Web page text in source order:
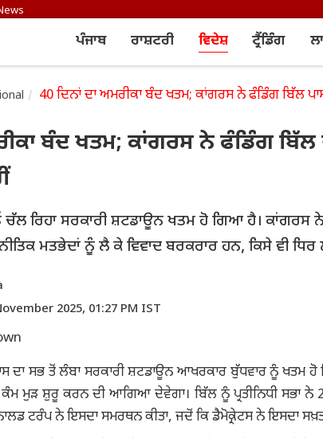
ਪੰਜਾਬ ਰਾਸ਼ਟਰੀ ਵਿਦੇਸ਼ ਟ੍ਰੈਂਡਿੰਗ
40 ਦਿਨਾਂ ਦਾ ਅਮਰੀਕਾ ਬੰਦ ਖਤਮ; ਕਾਂਗਰਸ ਨੇ ਫੰਡਿੰਗ ਬਿੱਲ
ਬੰਦ ਖਤਮ; ਕਾਂਗਰਸ ਨੇ ਫੰਡਿੰਗ ਬਿੱਲ
ਚੱਲ ਰਿਹਾ ਸਰਕਾਰੀ ਸ਼ਟਡਾਊਨ ਖਤਮ ਹੋ ਗਿਆ ਹੈ।
ਮਤਭੇਦਾਂ ਨੂੰ ਲੈ ਕੇ ਵਿਵਾਦ ਬਰਕਰਾਰ ਹਨ, ਕਿਸੇ ਵੀ
2025, 01:27 PM IST
ਦਾ ਸਭ ਤੋਂ ਲੰਬਾ ਸਰਕਾਰੀ ਸ਼ਟਡਾਊਨ ਆਖਰਕਾਰ ਬੁੱਧਵਾਰ ਨੂੰ
ਮੁੜ ਸ਼ੁਰੂ ਕਰਨ ਦੀ ਆਗਿਆ ਦੇਵੇਗਾ। ਬਿੱਲ ਨੂੰ ਪ੍ਰਤੀਨਿਧੀ ਸਭਾ ਨੇ
ਟਰੰਪ ਨੇ ਇਸਦਾ ਸਮਰਥਨ ਕੀਤਾ, ਜਦੋਂ ਕਿ ਡੈਮੋਕ੍ਰੇਟਸ ਨੇ ਇਸਦਾ ਸਖ਼ਤ